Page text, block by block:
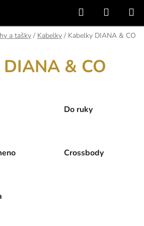
Hledat
KOŠÍK
a tašky / Kabelky / Kabelky DIANA & CO
& CO
Do ruky
Crossbody